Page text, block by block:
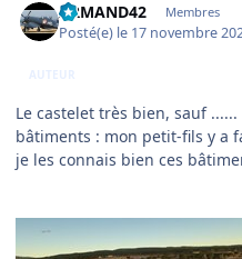
ARMAND42 Membres
Posté(e) le 17 novembre
AUTEUR
Le castelet très bien, sauf
bâtiments : mon petit-fils y a
je les connais bien ces